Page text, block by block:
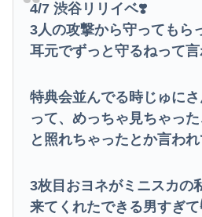
4/7 渋谷リリイベ❣️
3人の攻撃から守ってもら
耳元でずっと守るねって
特典会並んでる時じゅに
って、めっちゃ見ちゃっ
と照れちゃったとか言わ
3枚目おヨネがミニスカの
来てくれたできる男すぎ